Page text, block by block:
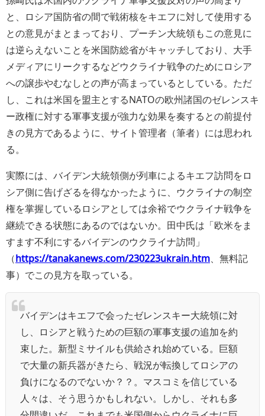
と、ロシア国防省の間で戦術核をキエフに対して使用する
との意見がまとまっており、プーチン大統領もこの意見に
は逆らえないことを米国防総省がキャッチしており、大手
メディアにリークするなどウクライナ戦争のためにロシア
への譲歩やむなしとの声が高まっているとしている。ただ
し、これは米国を盟主とするNATOの欧州諸国のゼレンスキ
ー政権に対する軍事支援が強力な効果を奏するとの前提付
きの見方であるように、サイト管理者（筆者）には思われ
る。
実際には、バイデン大統領側が列車によるキエフ訪問をロ
シア側に告げざるを得なかったように、ウクライナの制空
権を掌握しているロシアとしては余裕でウクライナ戦争を
継続できる状態にあるのではないか。田中氏は「欧米をま
すます不利にするバイデンのウクライナ訪問」
（https://tanakanews.com/230223ukrain.htm、無料記
事）でこの見方を取っている。
バイデンはキエフで会ったゼレンスキー大統領に対
し、ロシアと戦うための巨額の軍事支援の追加を約
束した。新型ミサイルも供給され始めている。巨額
で大量の新兵器がきたら、戦況が転換してロシアの
負けになるのでないか？？。マスコミを信じている
人々は、そう思うかもしれない。しかし、それも多